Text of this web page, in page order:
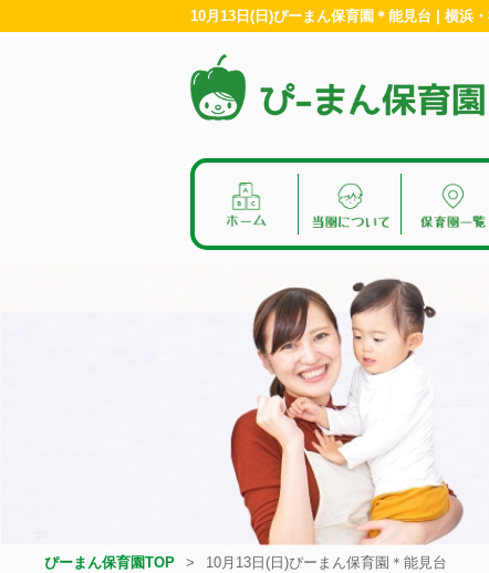
10月13日(日)ぴーまん保育園＊能見台 | 横浜
ぴーまん保育園TOP 10月13日(日)ぴーまん保育園＊能見台